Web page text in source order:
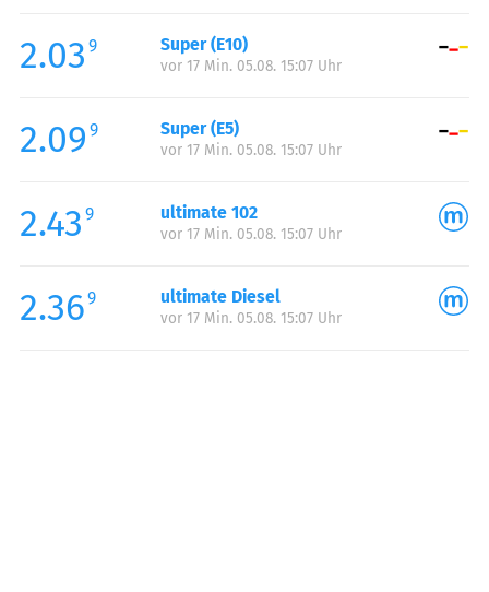
Samstag:
06:00-23:00
Sonntag:
2.03 9 Super (E10)
vor 17 Min. 05.08. 15:07 Uhr
2.09 9 Super (E5)
vor 17 Min. 05.08. 15:07 Uhr
2.43 9 ultimate 102
vor 17 Min. 05.08. 15:07 Uhr
2.369 ultimate Diesel
vor 17 Min. 05.08. 15:07 Uhr